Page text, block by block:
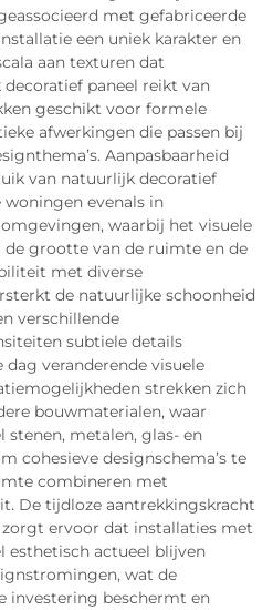
met gefabriceerde
een uniek karakter en
aan texturen dat
paneel reikt van
geschikt voor formele
afwerkingen die passen bij
Aanpasbaarheid
van natuurlijk decoratief
evenals in
waarbij het visuele
grootte van de ruimte en de
met diverse
de natuurlijke schoonheid
verschillende
subtiele details
veranderende visuele
strekken zich
bouwmaterialen, waar
metalen, glas- en
cohesieve designschema’s te
combineren met
De tijdloze aantrekkingskracht
ervoor dat installaties met
esthetisch actueel blijven
wat de
investering beschermt en